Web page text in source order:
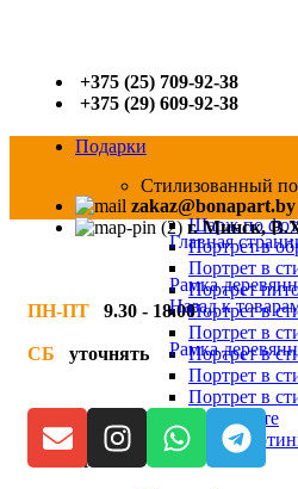
+375 (25) 709-92-38
+375 (29) 609-92-38
zakaz@bonapart.by
г. Минск,
ПН-ПТ 9.30 - 18.00
СБ уточнять
Подарки
Стилизованный
Шарж по
Портрет в
Портрет в
Портрет
Портрет в
Портрет в
Портрет в
Портрет в
Портрет в
Печать на холсте
Модульные
Печать
Главная
Рамка
Назад к
Рамка